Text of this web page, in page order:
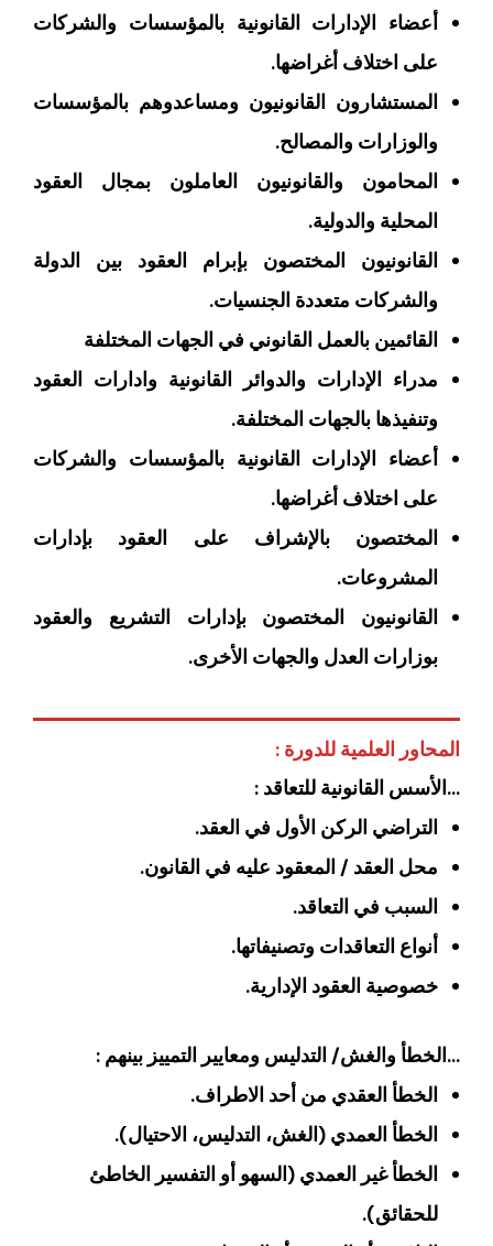
أعضاء الإدارات القانونية بالمؤسسات والشركات
على اختلاف أغراضها.
المستشارون القانونيون ومساعدوهم بالمؤسسات
والوزارات والمصالح.
المحامون والقانونيون العاملون بمجال العقود
المحلية والدولية.
القانونيون المختصون بإبرام العقود بين الدولة
والشركات متعددة الجنسيات.
القائمين بالعمل القانوني في الجهات المختلفة
مدراء الإدارات والدوائر القانونية وادارات العقود
وتنفيذها بالجهات المختلفة.
أعضاء الإدارات القانونية بالمؤسسات والشركات
على اختلاف أغراضها.
المختصون بالإشراف على العقود بإدارات
المشروعات.
القانونيون المختصون بإدارات التشريع والعقود
بوزارات العدل والجهات الأخرى.
المحاور العلمية للدورة :
…الأسس القانونية للتعاقد :
التراضي الركن الأول في العقد.
محل العقد / المعقود عليه في القانون.
السبب في التعاقد.
أنواع التعاقدات وتصنيفاتها.
خصوصية العقود الإدارية.
…الخطأ والغش/ التدليس ومعايير التمييز بينهم :
الخطأ العقدي من أحد الاطراف.
الخطأ العمدي (الغش، التدليس، الاحتيال).
الخطأ غير العمدي (السهو أو التفسير الخاطئ
للحقائق).